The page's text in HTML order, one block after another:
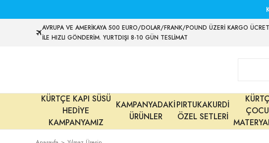
AVRUPA VE AMERİKAYA 500 EURO/DOLAR/FRANK/POUND ÜZERİ KARGO
İLE HIZLI GÖNDERİM. YURTDIŞI 8-10 GÜN TESLİMAT
KÜRTÇE KAPI SÜSÜ
HEDİYE
KAMPANYAMIZ
KAMPANYADAKİ
ÜRÜNLER
PIRTUKAKURDİ
ÖZEL SETLERİ